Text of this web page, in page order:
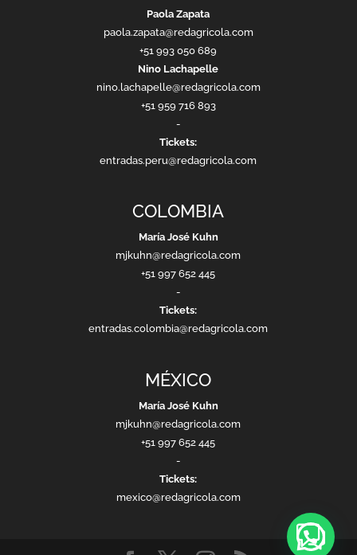
Paola Zapata
paola.zapata@redagricola.com
+51 993 050 689
Nino Lachapelle
nino.lachapelle@redagricola.com
+51 959 716 893
-
Tickets:
entradas.peru@redagricola.com
COLOMBIA
María José Kuhn
mjkuhn@redagricola.com
+51 997 652 445
-
Tickets:
entradas.colombia@redagricola.com
MÉXICO
María José Kuhn
mjkuhn@redagricola.com
+51 997 652 445
-
Tickets:
mexico@redagricola.com